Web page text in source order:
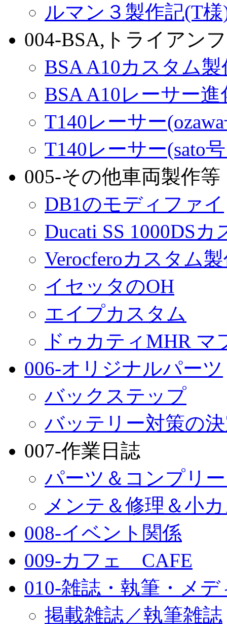
ルマン３製作記(T様
004-BSA,トライアンフ
BSA A10カスタム製
BSA A10レーサー進
T140レーサー
T140レーサー(sato
005-その他車両製作等
DB1のモディファイ
Ducati SS 1000DSカ
Verocferoカスタム
イセッタのOH
エイプカスタム
ドゥカティMHR マ
006-オリジナルパーツ
バックステップ
バッテリー対策の
007-作業日誌
パーツ＆コンプリ
メンテ＆修理＆小
008-イベント関係
009-カフェ CAFE
010-雑誌・執筆・メ
掲載雑誌／執筆雑誌